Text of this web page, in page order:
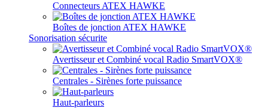
Connecteurs ATEX HAWKE
Boîtes de jonction ATEX HAWKE
Sonorisation sécurite
Avertisseur et Combiné vocal Radio SmartVOX®
Centrales - Sirènes forte puissance
Haut-parleurs